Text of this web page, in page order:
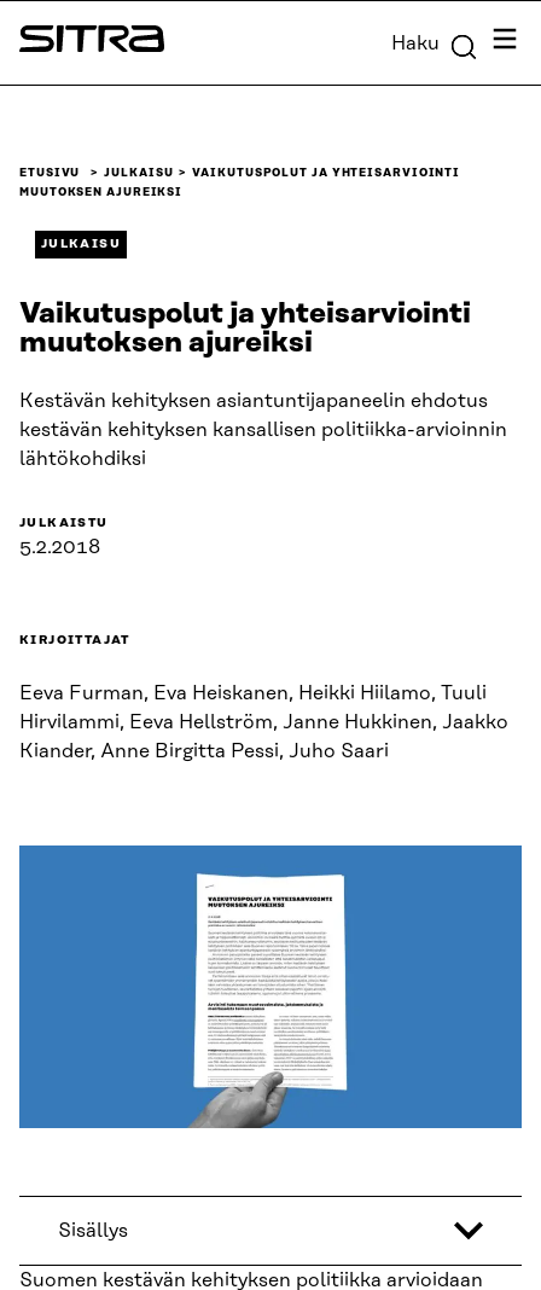
Siirry
suoraan
Sitra Haku
ETUSIVU JULKAISU
VAIKUTUSPOLUT JA YHTEISARVIOINTI
MUUTOKSEN AJUREIKSI
JULKAISU
Vaikutuspolut ja yhteisarviointi
muutoksen ajureiksi
Kestävän kehityksen asiantuntijapaneelin ehdotus
kestävän kehityksen kansallisen politiikka-arvioinnin
lähtökohdiksi
JULKAISTU
5.2.2018
KIRJOITTAJAT
Eeva Furman, Eva Heiskanen, Heikki Hiilamo, Tuuli
Hirvilammi, Eeva Hellström, Janne Hukkinen, Jaakko
Kiander, Anne Birgitta Pessi, Juho Saari
Sisällys
Suomen kestävän kehityksen politiikka arvioidaan